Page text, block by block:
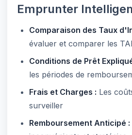
Emprunter
Comparaison des Taux
évaluer et comparer les
Conditions de Prêt
les périodes de
Frais et Charges : Les
surveiller
Remboursement Anticipé :